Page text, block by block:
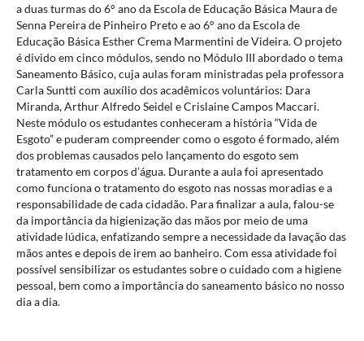
a duas turmas do 6° ano da Escola de Educação Básica Maura de
Senna Pereira de Pinheiro Preto e ao 6° ano da Escola de
Educação Básica Esther Crema Marmentini de Videira. O projeto
é divido em cinco módulos, sendo no Módulo III abordado o tema
Saneamento Básico, cuja aulas foram ministradas pela professora
Carla Suntti com auxílio dos acadêmicos voluntários: Dara
Miranda, Arthur Alfredo Seidel e Crislaine Campos Maccari.
Neste módulo os estudantes conheceram a história “Vida de
Esgoto” e puderam compreender como o esgoto é formado, além
dos problemas causados pelo lançamento do esgoto sem
tratamento em corpos d’água. Durante a aula foi apresentado
como funciona o tratamento do esgoto nas nossas moradias e a
responsabilidade de cada cidadão. Para finalizar a aula, falou-se
da importância da higienização das mãos por meio de uma
atividade lúdica, enfatizando sempre a necessidade da lavação das
mãos antes e depois de irem ao banheiro. Com essa atividade foi
possível sensibilizar os estudantes sobre o cuidado com a higiene
pessoal, bem como a importância do saneamento básico no nosso
dia a dia.